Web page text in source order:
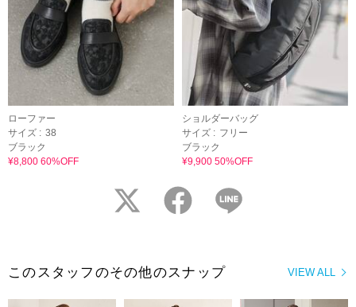
ローファー
サイズ : 38
ブラック
¥8,800 60%OFF
ショルダーバッグ
サイズ : フリー
ブラック
¥9,900 50%OFF
twitter facebook
VIEW ALL
このスタッフのその他のスナップ